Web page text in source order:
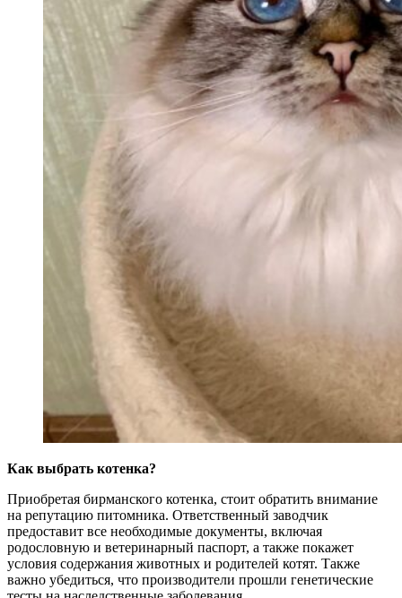
Как выбрать котенка?
Приобретая бирманского котенка, стоит обратить внимание
на репутацию питомника. Ответственный заводчик
предоставит все необходимые документы, включая
родословную и ветеринарный паспорт, а также покажет
условия содержания животных и родителей котят. Также
важно убедиться, что производители прошли генетические